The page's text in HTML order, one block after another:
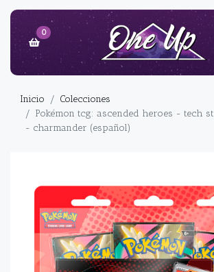
0
Inicio
Colecciones
Pokémon tcg: ascended heroes - tech
- charmander (español)